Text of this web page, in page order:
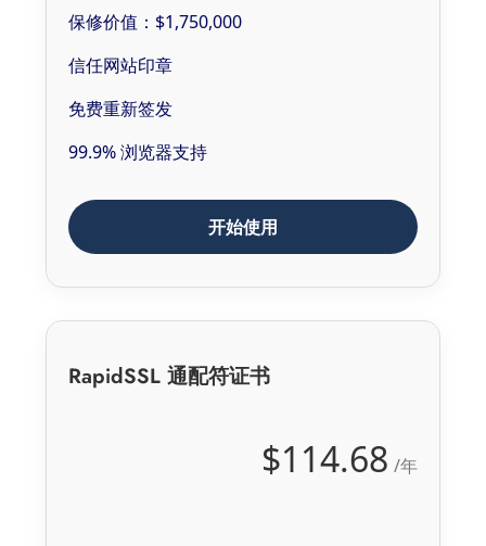
保修价值：$1,750,000
信任网站印章
免费重新签发
99.9% 浏览器支持
开始使用
RapidSSL 通配符证书
$114.68 /年